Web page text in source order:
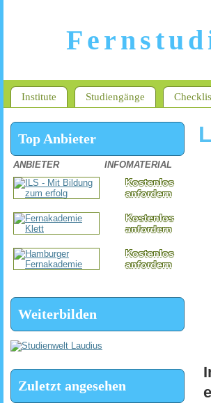
Institute Studiengänge
Top Anbieter
ANBIETER INFOMATERIAL
Kostenlos
anfordern
Kostenlos
anfordern
Kostenlos
anfordern
Weiterbilden
Zuletzt angesehen